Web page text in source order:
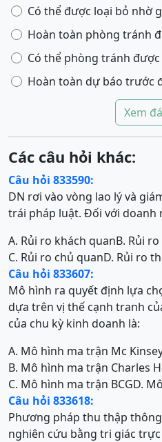
Có thể
Có thể phòng tránh
Xem
Các câu hỏi khác:
Câu hỏi 833590:
DN rơi vào vòng lao lý và
trái pháp luật. Đối với doanh
A. Rủi ro khách quanB. Rủi
C. Rủi ro chủ quanD. Rủi ro
Câu hỏi 833607:
Mô hình ra quyết định lựa
dựa trên vị thế cạnh tranh
của chu kỳ kinh doanh là:
A. Mô hình ma trận Mc
B. Mô hình ma trận Charles
C. Mô hình ma trận BCGD.
Câu hỏi 833618:
Phương pháp thu thập
nghiên cứu bằng tri giác